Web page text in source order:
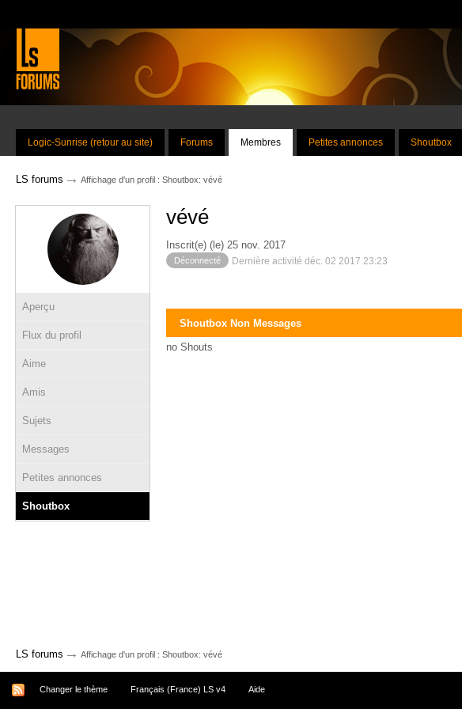
Logic-Sunrise (retour au site) Forums Membres Petites annonces Shoutbox
LS forums → Affichage d'un profil : Shoutbox: vévé
Aperçu
Flux du profil
Aime
Amis
Sujets
Messages
Petites annonces
Shoutbox
vévé
Inscrit(e) (le) 25 nov. 2017
Déconnecté Dernière activité déc. 02 2017 23:23
Shoutbox Non Messages
no Shouts
LS forums → Affichage d'un profil : Shoutbox: vévé
Changer le thème Français (France) LS v4 Aide